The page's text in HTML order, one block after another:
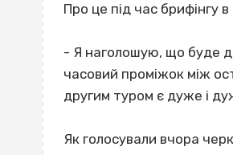
Про це під час брифінгу в
- Я наголошую, що буде
часовий проміжок між
другим туром є дуже і
Як голосували вчора